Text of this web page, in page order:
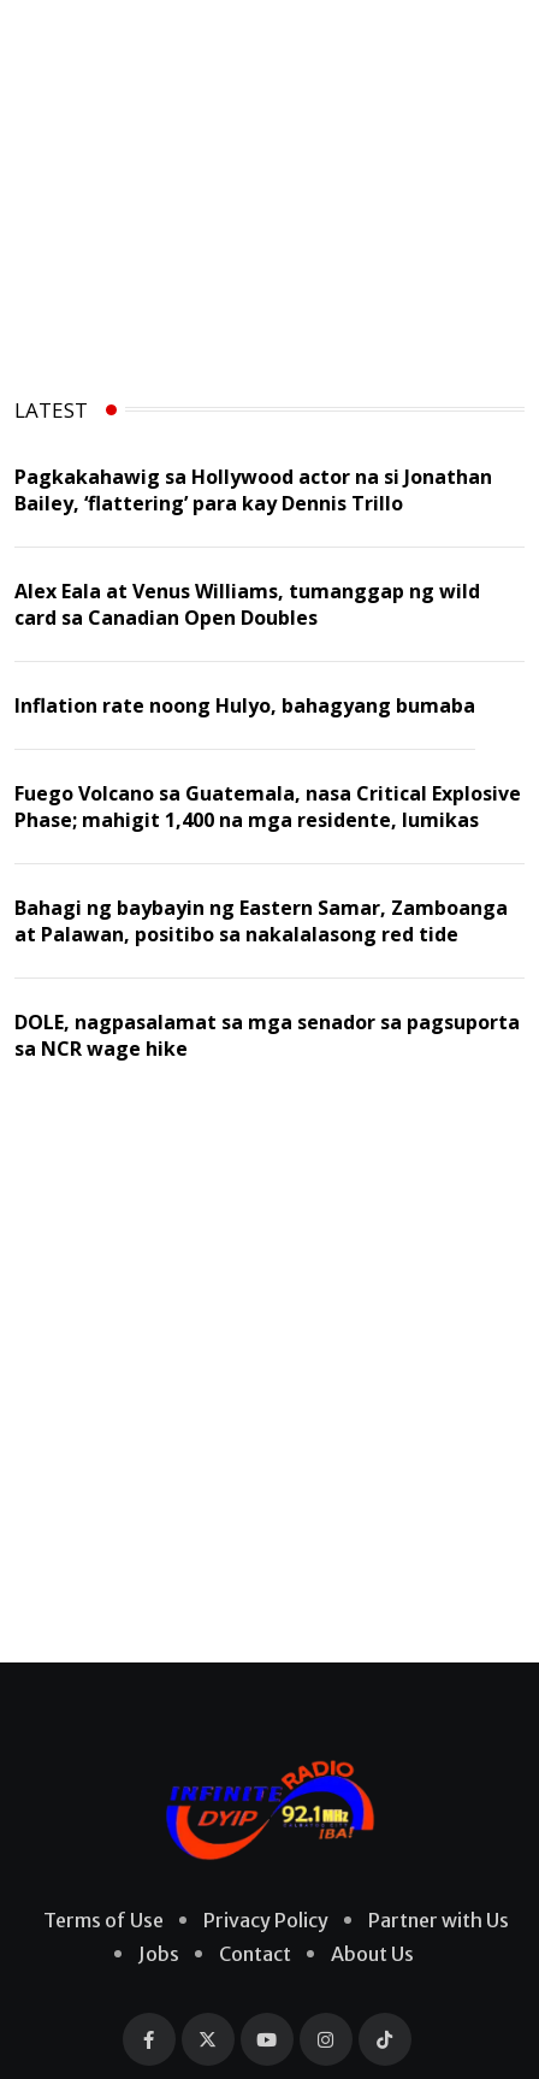
LATEST
Pagkakahawig sa Hollywood actor na si Jonathan
Bailey, ‘flattering’ para kay Dennis Trillo
Alex Eala at Venus Williams, tumanggap ng wild
card sa Canadian Open Doubles
Inflation rate noong Hulyo, bahagyang bumaba
Fuego Volcano sa Guatemala, nasa Critical Explosive
Phase; mahigit 1,400 na mga residente, lumikas
Bahagi ng baybayin ng Eastern Samar, Zamboanga
at Palawan, positibo sa nakalalasong red tide
DOLE, nagpasalamat sa mga senador sa pagsuporta
sa NCR wage hike
Terms of Use Privacy Policy
Partner with Us
Jobs
Contact About Us